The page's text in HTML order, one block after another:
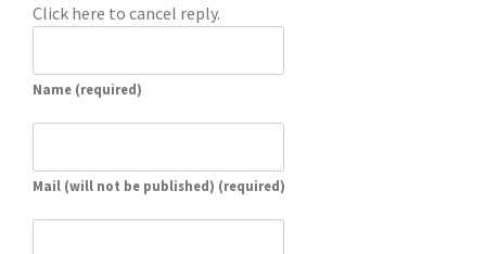
Click here to cancel reply.
Name (required)
Mail (will not be published) (required)